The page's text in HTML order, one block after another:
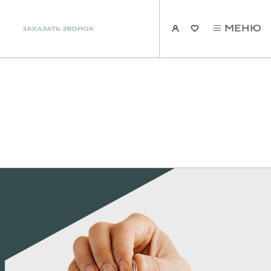
ЗАКАЗАТЬ ЗВОНОК МЕНЮ